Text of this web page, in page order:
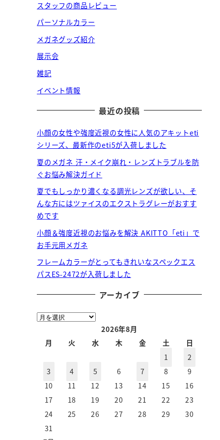
スタッフの商品レビュー
パーソナルカラー
メガネグッズ紹介
展示会
雑記
イベント情報
最近の投稿
小顔の女性や強度近視の女性に人気のアキットeti
シリーズ、最新作のeti5が入荷しました
夏のメガネ 汗・メイク崩れ・レンズトラブルを防
ぐお悩み解決ガイド
夏でもしっかり濃くなる調光レンズが欲しい、そ
んな方にはツァイスのエクストラグレーがおすす
めです
小顔＆強度近視のお悩みを解決 AKITTO「eti」で
お手元用メガネ
フレームカラーがとってもきれいなスペックエス
パスES-2472が入荷しました
アーカイブ
ア
2026年8月
月
火 水 木 金 土
日
1
2
3
4 5 6 7 8
9
10
11 12 13 14 15
16
17
18 19 20 21 22
23
24
25 26 27 28 29
30
31